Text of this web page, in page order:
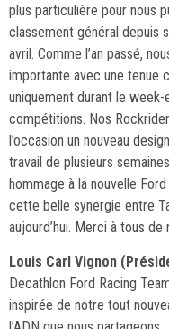
plus particulière pour nous
classement général depuis
avril. Comme l’an passé,
importante avec une tenue
uniquement durant le
compétitions. Nos
l’occasion un nouveau
travail de plusieurs
hommage à la nouvelle
cette belle synergie entre
aujourd’hui. Merci à tous
Louis Carl Vignon
Decathlon Ford Racing
inspirée de notre tout